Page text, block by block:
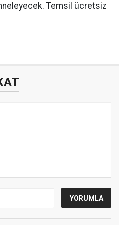
Temsil ücretsiz